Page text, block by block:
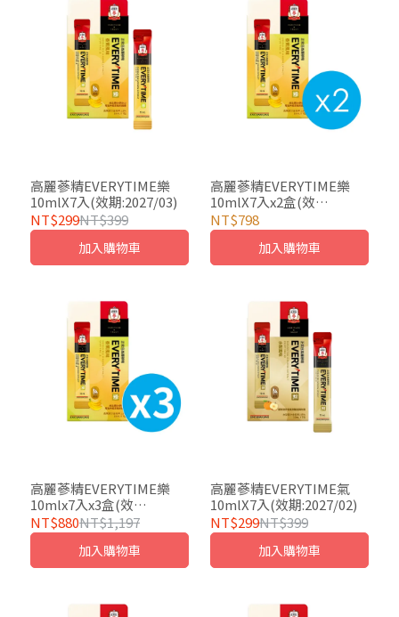
高麗蔘精EVERYTIME樂
10mlX7入(效期:2027/03)
NT$299NT$399
加入購物車
高麗蔘精EVERYTIME樂
10mlX7入x2盒(效
期:2027/03)
NT$798
加入購物車
高麗蔘精EVERYTIME樂
10mlx7入x3盒(效
期:2027/03)
NT$880NT$1,197
加入購物車
高麗蔘精EVERYTIME氣
10mlX7入(效期:2027/02)
NT$299NT$399
加入購物車